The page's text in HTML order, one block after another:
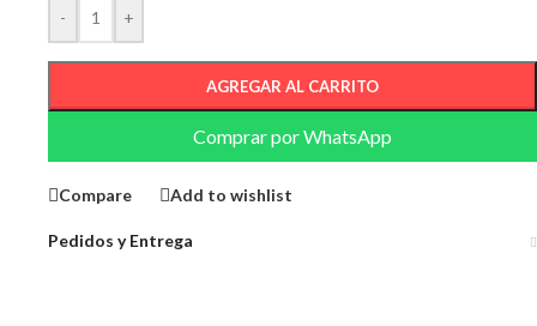
- +
AGREGAR AL CARRITO
Comprar por WhatsApp
Compare Add to wishlist
Pedidos y Entrega